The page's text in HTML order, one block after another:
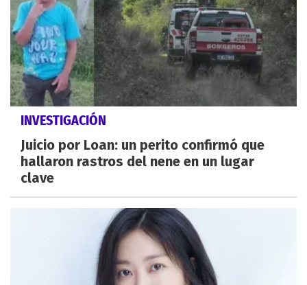
INVESTIGACIÓN
Juicio por Loan: un perito confirmó que
hallaron rastros del nene en un lugar
clave